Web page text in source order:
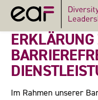
Im Rahmen unserer